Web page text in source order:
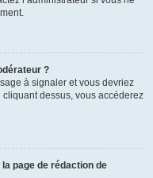
?
à signaler et vous devriez
dessus, vous accéderez
page de rédaction de